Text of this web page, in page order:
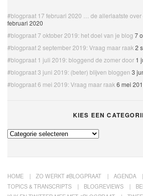
#blogpraat 17 februari 2020 … de allerlaatste
februari 2020
#blogpraat 7 oktober 2019: het doel van je blog 7
#blogpraat 2 september 2019: Vraag maar raak 2
#blogpraat 1 juli 2019: bloggend de zomer door 1
#blogpraat 3 juni 2019: (beter) blijven bloggen 3
#blogpraat 6 mei 2019: Vraag maar raak 6 mei
KIES EEN
Kies
een
HOME ZO WERKT #BLOGPRAAT
AGENDA
TOPICS & TRANSCRIPTS
BLOGREVIEWS